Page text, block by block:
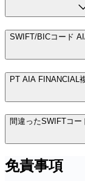
SWIFT/BICコード
PT AIA FINANCIAL
間違ったSWIFTコ
免責事項